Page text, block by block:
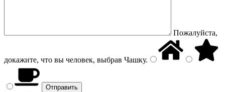
Пожалуйста,
докажите, что вы человек, выбрав Чашку.